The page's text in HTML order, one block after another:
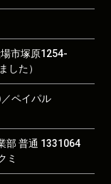
市塚原1254-
した）
ペイパル
部 普通 1331064
ミ